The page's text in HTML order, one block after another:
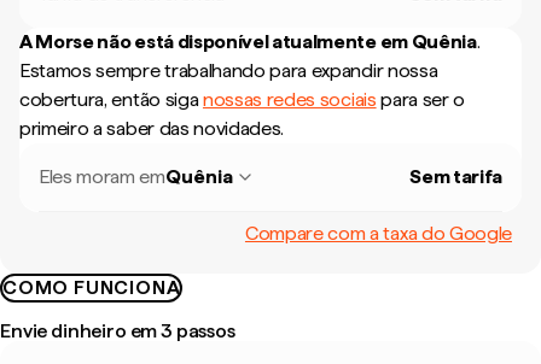
A Morse não está disponível atualmente em Quênia.
Estamos sempre trabalhando para expandir nossa
cobertura, então siganossas redes sociais para ser o
primeiro a saber das novidades.
Eles moram emQuênia Sem tarifa
Compare com a taxa do Google
COMO FUNCIONA
Envie dinheiro em 3 passos